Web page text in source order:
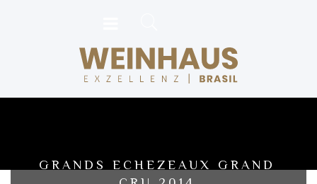
GRANDS ECHEZEAUX GRAND